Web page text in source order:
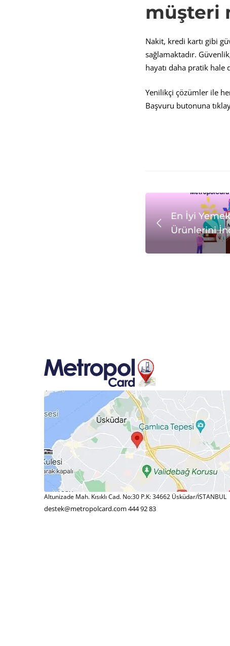
müşteri
Nakit, kredi kartı gibi
sağlamaktadır.
hayatı daha pratik hale
Yenilikçi çözümler ile
Başvuru butonuna
En İyi
Ürünlerini
Altunizade Mah. Kısıklı Cad. No:30 P.K: 34662 Üsküdar/İSTANBUL
destek@metropolcard.com 444 92 83